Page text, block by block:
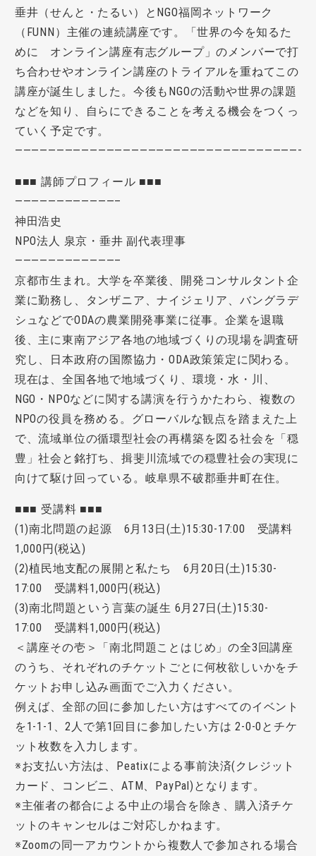
垂井（せんと・たるい）とNGO福岡ネットワーク
（FUNN）主催の連続講座です。「世界の今を知るた
めに オンライン講座有志グループ」のメンバーで打
ち合わせやオンライン講座のトライアルを重ねてこの
講座が誕生しました。今後もNGOの活動や世界の課題
などを知り、自らにできることを考える機会をつくっ
ていく予定です。
———————————————————————————————————-
■■■ 講師プロフィール ■■■
————————————–
神田浩史
NPO法人 泉京・垂井 副代表理事
————————————–
京都市生まれ。大学を卒業後、開発コンサルタント企
業に勤務し、タンザニア、ナイジェリア、バングラデ
シュなどでODAの農業開発事業に従事。企業を退職
後、主に東南アジア各地の地域づくりの現場を調査研
究し、日本政府の国際協力・ODA政策策定に関わる。
現在は、全国各地で地域づくり、環境・水・川、
NGO・NPOなどに関する講演を行うかたわら、複数の
NPOの役員を務める。グローバルな観点を踏まえた上
で、流域単位の循環型社会の再構築を図る社会を「穏
豊」社会と銘打ち、揖斐川流域での穏豊社会の実現に
向けて駆け回っている。岐阜県不破郡垂井町在住。
■■■ 受講料 ■■■
(1)南北問題の起源 6月13日(土)15:30-17:00 受講料
1,000円(税込)
(2)植民地支配の展開と私たち 6月20日(土)15:30-
17:00 受講料1,000円(税込)
(3)南北問題という言葉の誕生 6月27日(土)15:30-
17:00 受講料1,000円(税込)
＜講座その壱＞「南北問題ことはじめ」の全3回講座
のうち、それぞれのチケットごとに何枚欲しいかをチ
ケットお申し込み画面でご入力ください。
例えば、全部の回に参加したい方はすべてのイベント
を1-1-1、2人で第1回目に参加したい方は 2-0-0とチケ
ット枚数を入力します。
※お支払い方法は、Peatixによる事前決済(クレジット
カード、コンビニ、ATM、PayPal)となります。
※主催者の都合による中止の場合を除き、購入済チケ
ットのキャンセルはご対応しかねます。
※Zoomの同一アカウントから複数人で参加される場合